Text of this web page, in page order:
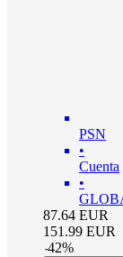
PSN
•
Cuenta
•
87.64 EUR
151.99 EUR
-42%